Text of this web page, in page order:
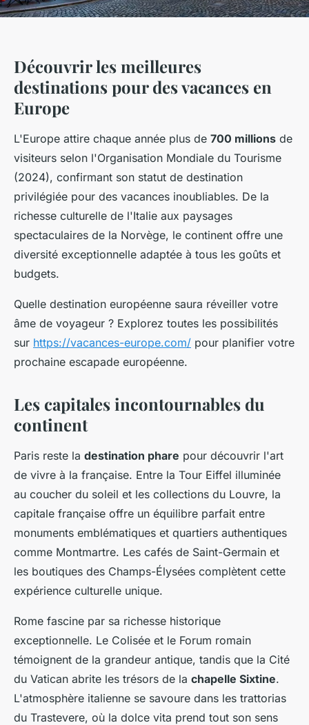
Découvrir les meilleures
destinations pour des vacances en
Europe
L'Europe attire chaque année plus de 700 millions de
visiteurs selon l'Organisation Mondiale du Tourisme
(2024), confirmant son statut de destination
privilégiée pour des vacances inoubliables. De la
richesse culturelle de l'Italie aux paysages
spectaculaires de la Norvège, le continent offre une
diversité exceptionnelle adaptée à tous les goûts et
budgets.
Quelle destination européenne saura réveiller votre
âme de voyageur ? Explorez toutes les possibilités
sur https://vacances-europe.com/ pour planifier votre
prochaine escapade européenne.
Les capitales incontournables du
continent
Paris reste la destination phare pour découvrir l'art
de vivre à la française. Entre la Tour Eiffel illuminée
au coucher du soleil et les collections du Louvre, la
capitale française offre un équilibre parfait entre
monuments emblématiques et quartiers authentiques
comme Montmartre. Les cafés de Saint-Germain et
les boutiques des Champs-Élysées complètent cette
expérience culturelle unique.
Rome fascine par sa richesse historique
exceptionnelle. Le Colisée et le Forum romain
témoignent de la grandeur antique, tandis que la Cité
du Vatican abrite les trésors de la chapelle Sixtine.
L'atmosphère italienne se savoure dans les trattorias
du Trastevere, où la dolce vita prend tout son sens